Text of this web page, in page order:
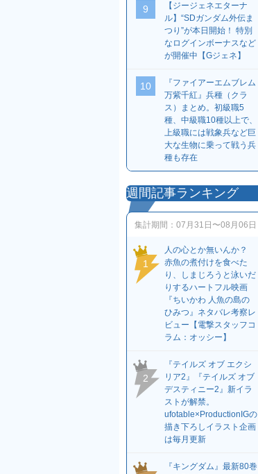
9
【ジージェネエターナ
ル】“SDガンダム外伝ま
つり”が本日開始！ 特別
なログインボーナスなど
が開催中【Gジェネ】
10
『ファイアーエムブレム
万紫千紅』兵種（クラ
ス）まとめ。初級職5
種、中級職10種以上で、
上級職には戦象兵など巨
大な生物に乗って戦う兵
種も存在
週間記事ランキング
集計期間： 07月31日〜08月06日
1
人の心とか無いんか？
赤魚の煮付けを食べた
り、しまじろうと泳いだ
りするハートフル映画
『ちいかわ 人魚の島の
ひみつ』ネタバレ考察レ
ビュー【電撃スタッフコ
ラム：オッシー】
2
『テイルズ オブ エクシ
リア2』『テイルズ オブ
デスティニー2』新イラ
ストが解禁。
ufotable×ProductionIGの
描き下ろしイラスト企画
は毎月更新
『キングダム』最新80巻